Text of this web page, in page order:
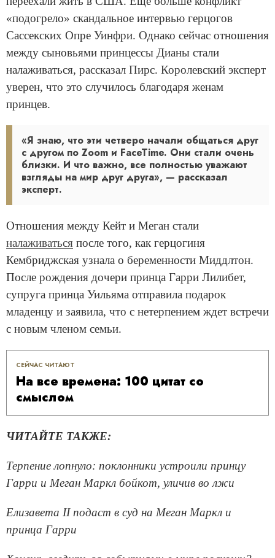
«подогрело» скандальное интервью герцогов
Сассекских Опре Уинфри. Однако сейчас отношения
между сыновьями принцессы Дианы стали
налаживаться, рассказал Пирс. Королевский эксперт
уверен, что это случилось благодаря женам
принцев.
«Я знаю, что эти четверо начали общаться друг
с другом по Zoom и FaceTime. Они стали очень
близки. И что важно, все полностью уважают
взгляды на мир друг друга», — рассказал
эксперт.
Отношения между Кейт и Меган стали
налаживаться после того, как герцогиня
Кембриджская узнала о беременности Миддлтон.
После рождения дочери принца Гарри Лилибет,
супруга принца Уильяма отправила подарок
младенцу и заявила, что с нетерпением ждет встречи
с новым членом семьи.
СЕЙЧАС ЧИТАЮТ
На все времена: 100 цитат со
смыслом
ЧИТАЙТЕ ТАКЖЕ:
Терпение лопнуло: поклонники устроили принцу
Гарри и Меган Маркл бойкот, уличив во лжи
Елизавета II подаст в суд на Меган Маркл и
принца Гарри